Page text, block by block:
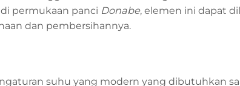
permukaan panci Donabe, elemen ini dapat
dan pembersihannya.
suhu yang modern yang dibutuhkan